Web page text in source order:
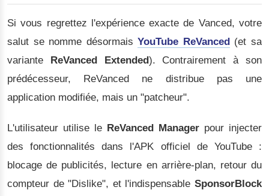
Si vous regrettez l'expérience exacte de Vanced, votre
salut se nomme désormaisYouTube ReVanced(et sa
variante ReVanced Extended). Contrairement à son
prédécesseur, ReVanced ne distribue pas une
application modifiée, mais un "patcheur".
L'utilisateur utilise le ReVanced Manager pour injecter
des fonctionnalités dans l'APK officiel de YouTube :
blocage de publicités, lecture en arrière-plan, retour du
compteur de "Dislike", et l'indispensable SponsorBlock